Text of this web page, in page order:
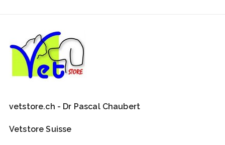
vetstore.ch - Dr Pascal Chaubert
Vetstore Suisse